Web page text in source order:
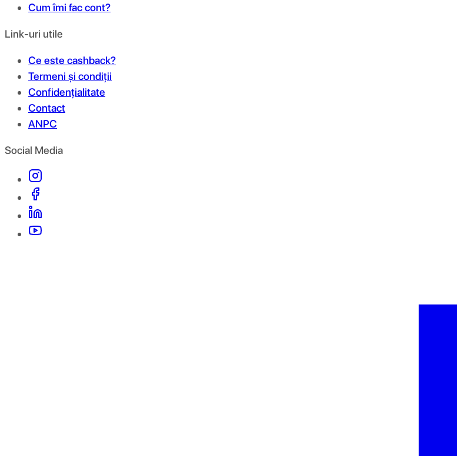
Cum îmi fac cont?
Link-uri utile
Ce este cashback?
Termeni și condiții
Confidențialitate
Contact
ANPC
Social Media